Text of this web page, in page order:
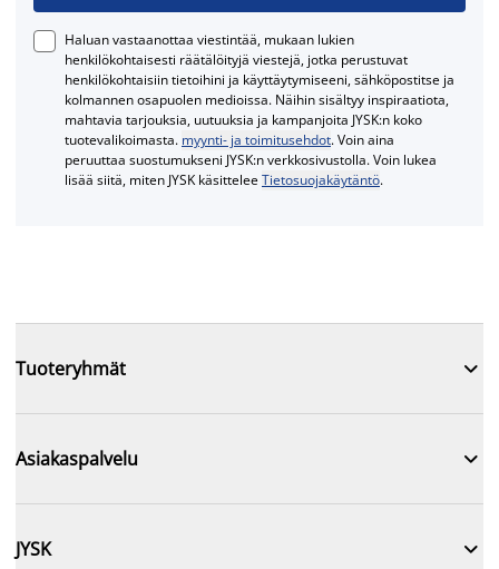
Haluan vastaanottaa viestintää, mukaan lukien
henkilökohtaisesti räätälöityjä viestejä, jotka perustuvat
henkilökohtaisiin tietoihini ja käyttäytymiseeni, sähköpostitse ja
kolmannen osapuolen medioissa. Näihin sisältyy inspiraatiota,
mahtavia tarjouksia, uutuuksia ja kampanjoita JYSK:n koko
tuotevalikoimasta. myynti- ja toimitusehdot. Voin aina
peruuttaa suostumukseni JYSK:n verkkosivustolla. Voin lukea
lisää siitä, miten JYSK käsitteleeTietosuojakäytäntö.
Tuoteryhmät 
Asiakaspalvelu 
JYSK 